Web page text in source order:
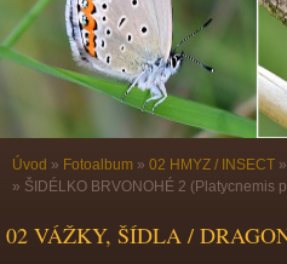
Úvod » Fotoalbum » 02 HMYZ / INSECT »
» ŠIDÉLKO BRVONOHÉ 2 (Platycnemis
02 VÁŽKY, ŠÍDLA /